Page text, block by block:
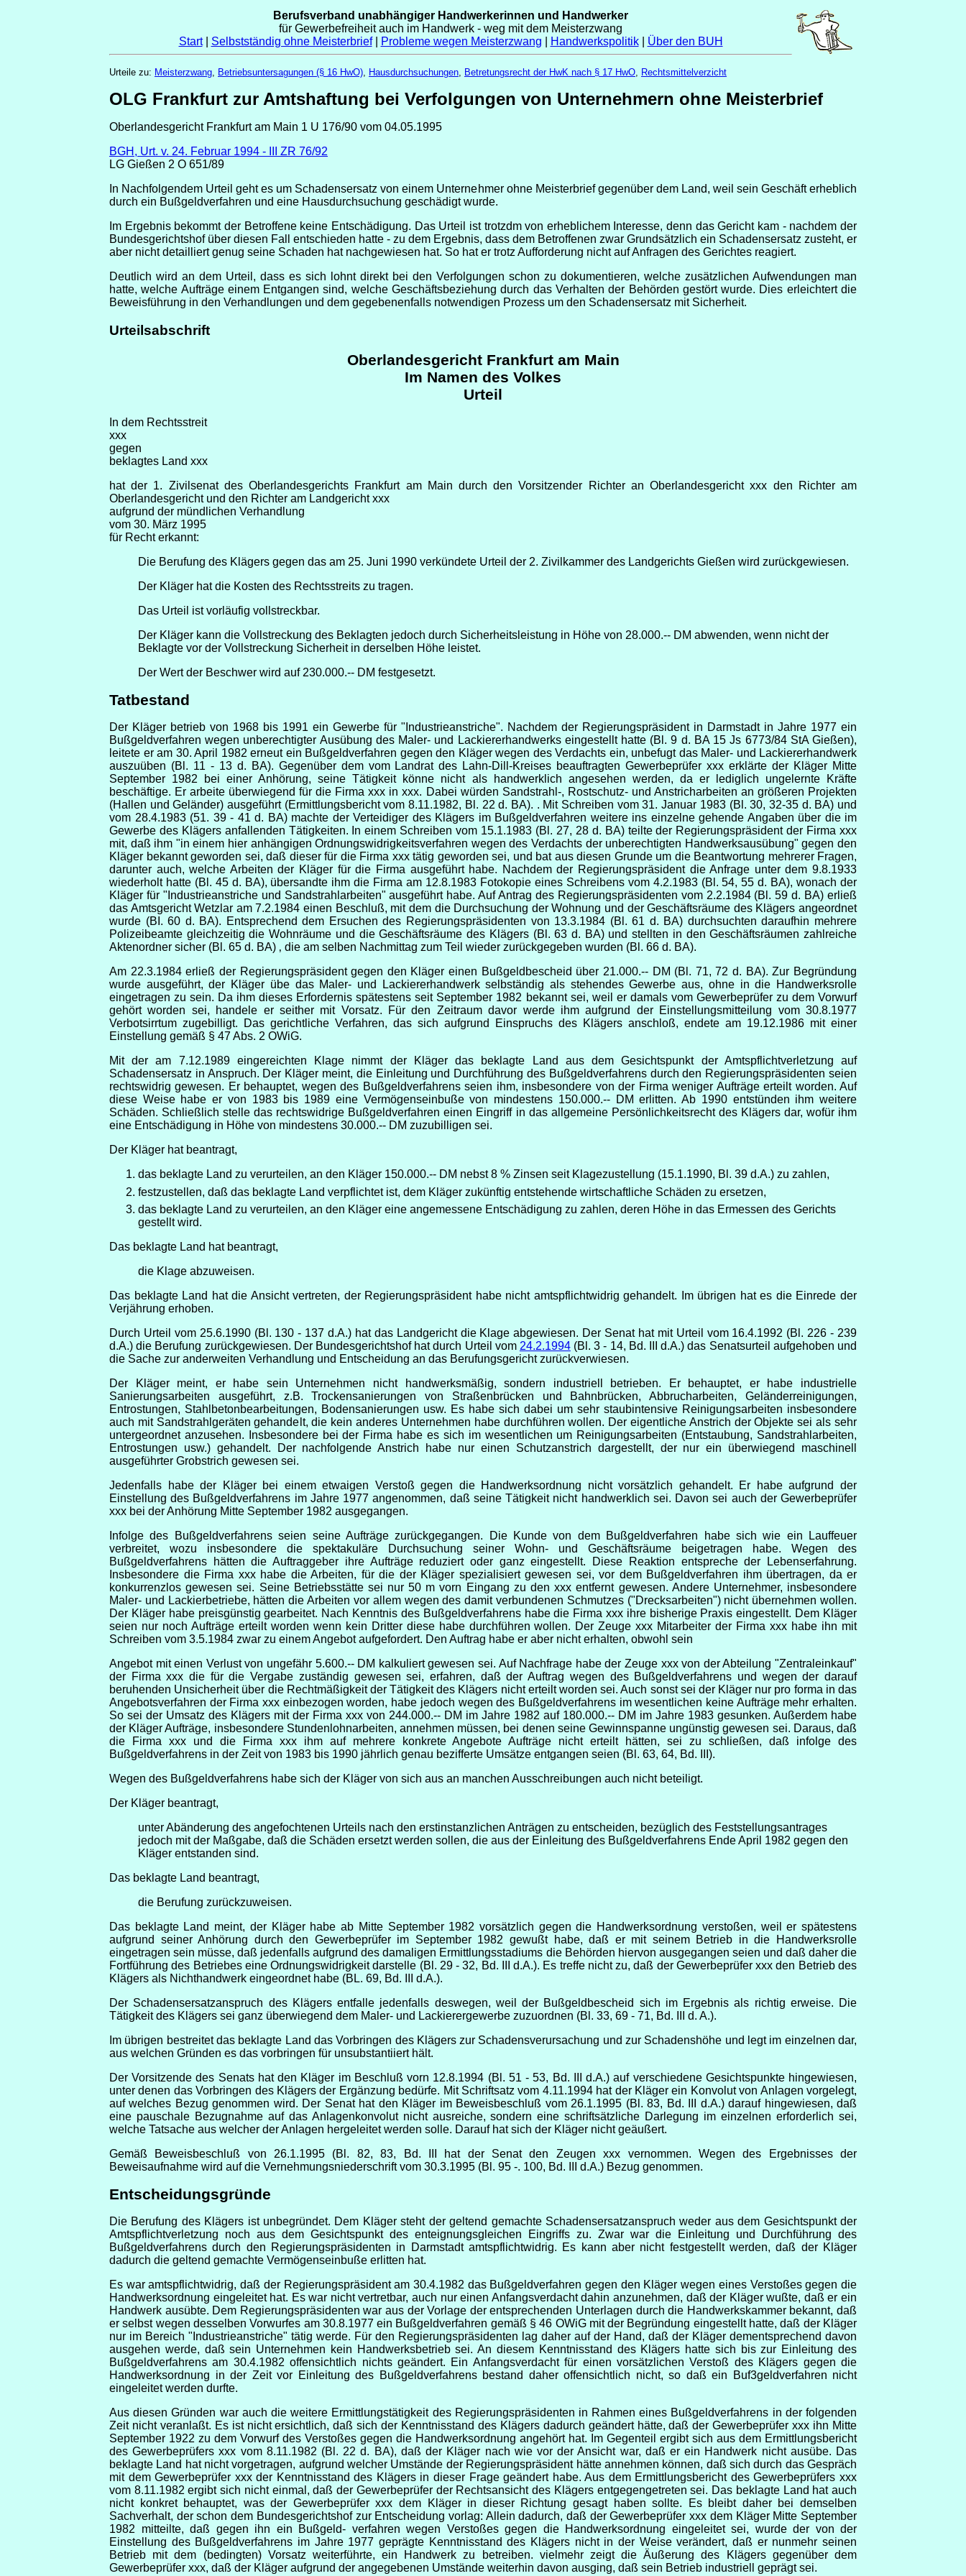
Berufsverband unabhängiger Handwerkerinnen und Handwerker
für Gewerbefreiheit auch im Handwerk - weg mit dem Meisterzwang
Start| Selbstständig ohne Meisterbrief| Probleme wegen Meisterzwang Handwerkspolitik| Über den BUH
Urteile zu: Meisterzwang Betriebsuntersagungen (§ 16 HwO) Hausdurchsuchungen Betretungsrecht der HwK nach § 17 HwO Rechtsmittelverzicht
OLG Frankfurt zur Amtshaftung bei Verfolgungen von Unternehmern ohne Meisterbrief
Oberlandesgericht Frankfurt am Main 1 U 176/90 vom 04.05.1995
BGH, Urt. v. 24. Februar 1994 - III ZR 76/92
LG Gießen 2 O 651/89
In Nachfolgendem Urteil geht es um Schadensersatz von einem Unternehmer ohne Meisterbrief gegenüber dem Land, weil sein Geschäft erheblich
durch ein Bußgeldverfahren und eine Hausdurchsuchung geschädigt wurde.
Im Ergebnis bekommt der Betroffene keine Entschädigung. Das Urteil ist trotzdm von erheblichem Interesse, denn das Gericht kam - nachdem der
Bundesgerichtshof über diesen Fall entschieden hatte - zu dem Ergebnis, dass dem Betroffenen zwar Grundsätzlich ein Schadensersatz zusteht, er
aber nicht detailliert genug seine Schaden hat nachgewiesen hat. So hat er trotz Aufforderung nicht auf Anfragen des Gerichtes reagiert.
Deutlich wird an dem Urteil, dass es sich lohnt direkt bei den Verfolgungen schon zu dokumentieren, welche zusätzlichen Aufwendungen man
hatte, welche Aufträge einem Entgangen sind, welche Geschäftsbeziehung durch das Verhalten der Behörden gestört wurde. Dies erleichtert die
Beweisführung in den Verhandlungen und dem gegebenenfalls notwendigen Prozess um den Schadensersatz mit Sicherheit.
Urteilsabschrift
Oberlandesgericht Frankfurt am Main
Im Namen des Volkes
Urteil
In dem Rechtsstreit
xxx
gegen
beklagtes Land xxx
hat der 1. Zivilsenat des Oberlandesgerichts Frankfurt am Main durch den Vorsitzender Richter an Oberlandesgericht xxx den Richter am
Oberlandesgericht und den Richter am Landgericht xxx
aufgrund der mündlichen Verhandlung
vom 30. März 1995
für Recht erkannt:
Die Berufung des Klägers gegen das am 25. Juni 1990 verkündete Urteil der 2. Zivilkammer des Landgerichts Gießen wird zurückgewiesen.
Der Kläger hat die Kosten des Rechtsstreits zu tragen.
Das Urteil ist vorläufig vollstreckbar.
Der Kläger kann die Vollstreckung des Beklagten jedoch durch Sicherheitsleistung in Höhe von 28.000.-- DM abwenden, wenn nicht der
Beklagte vor der Vollstreckung Sicherheit in derselben Höhe leistet.
Der Wert der Beschwer wird auf 230.000.-- DM festgesetzt.
Tatbestand
Der Kläger betrieb von 1968 bis 1991 ein Gewerbe für "Industrieanstriche". Nachdem der Regierungspräsident in Darmstadt in Jahre 1977 ein
Bußgeldverfahren wegen unberechtigter Ausübung des Maler- und Lackiererhandwerks eingestellt hatte (Bl. 9 d. BA 15 Js 6773/84 StA Gießen),
leitete er am 30. April 1982 erneut ein Bußgeldverfahren gegen den Kläger wegen des Verdachts ein, unbefugt das Maler- und Lackiererhandwerk
auszuüben (Bl. 11 - 13 d. BA). Gegenüber dem vom Landrat des Lahn-Dill-Kreises beauftragten Gewerbeprüfer xxx erklärte der Kläger Mitte
September 1982 bei einer Anhörung, seine Tätigkeit könne nicht als handwerklich angesehen werden, da er lediglich ungelernte Kräfte
beschäftige. Er arbeite überwiegend für die Firma xxx in xxx. Dabei würden Sandstrahl-, Rostschutz- und Anstricharbeiten an größeren Projekten
(Hallen und Geländer) ausgeführt (Ermittlungsbericht vom 8.11.1982, Bl. 22 d. BA). . Mit Schreiben vom 31. Januar 1983 (Bl. 30, 32-35 d. BA) und
vom 28.4.1983 (51. 39 - 41 d. BA) machte der Verteidiger des Klägers im Bußgeldverfahren weitere ins einzelne gehende Angaben über die im
Gewerbe des Klägers anfallenden Tätigkeiten. In einem Schreiben vom 15.1.1983 (Bl. 27, 28 d. BA) teilte der Regierungspräsident der Firma xxx
mit, daß ihm "in einem hier anhängigen Ordnungswidrigkeitsverfahren wegen des Verdachts der unberechtigten Handwerksausübung" gegen den
Kläger bekannt geworden sei, daß dieser für die Firma xxx tätig geworden sei, und bat aus diesen Grunde um die Beantwortung mehrerer Fragen,
darunter auch, welche Arbeiten der Kläger für die Firma ausgeführt habe. Nachdem der Regierungspräsident die Anfrage unter dem 9.8.1933
wiederholt hatte (Bl. 45 d. BA), übersandte ihm die Firma am 12.8.1983 Fotokopie eines Schreibens vom 4.2.1983 (Bl. 54, 55 d. BA), wonach der
Kläger für "Industrieanstriche und Sandstrahlarbeiten" ausgeführt habe. Auf Antrag des Regierungspräsidenten vom 2.2.1984 (Bl. 59 d. BA) erließ
das Amtsgericht Wetzlar am 7.2.1984 einen Beschluß, mit dem die Durchsuchung der Wohnung und der Geschäftsräume des Klägers angeordnet
wurde (BI. 60 d. BA). Entsprechend dem Ersuchen des Regierungspräsidenten von 13.3.1984 (Bl. 61 d. BA) durchsuchten daraufhin mehrere
Polizeibeamte gleichzeitig die Wohnräume und die Geschäftsräume des Klägers (Bl. 63 d. BA) und stellten in den Geschäftsräumen zahlreiche
Aktenordner sicher (Bl. 65 d. BA) ‚ die am selben Nachmittag zum Teil wieder zurückgegeben wurden (Bl. 66 d. BA).
Am 22.3.1984 erließ der Regierungspräsident gegen den Kläger einen Bußgeldbescheid über 21.000.-- DM (Bl. 71, 72 d. BA). Zur Begründung
wurde ausgeführt, der Kläger übe das Maler- und Lackiererhandwerk selbständig als stehendes Gewerbe aus, ohne in die Handwerksrolle
eingetragen zu sein. Da ihm dieses Erfordernis spätestens seit September 1982 bekannt sei, weil er damals vom Gewerbeprüfer zu dem Vorwurf
gehört worden sei, handele er seither mit Vorsatz. Für den Zeitraum davor werde ihm aufgrund der Einstellungsmitteilung vom 30.8.1977
Verbotsirrtum zugebilligt. Das gerichtliche Verfahren, das sich aufgrund Einspruchs des Klägers anschloß, endete am 19.12.1986 mit einer
Einstellung gemäß § 47 Abs. 2 OWiG.
Mit der am 7.12.1989 eingereichten Klage nimmt der Kläger das beklagte Land aus dem Gesichtspunkt der Amtspflichtverletzung auf
Schadensersatz in Anspruch. Der Kläger meint, die Einleitung und Durchführung des Bußgeldverfahrens durch den Regierungspräsidenten seien
rechtswidrig gewesen. Er behauptet, wegen des Bußgeldverfahrens seien ihm, insbesondere von der Firma weniger Aufträge erteilt worden. Auf
diese Weise habe er von 1983 bis 1989 eine Vermögenseinbuße von mindestens 150.000.-- DM erlitten. Ab 1990 entstünden ihm weitere
Schäden. Schließlich stelle das rechtswidrige Bußgeldverfahren einen Eingriff in das allgemeine Persönlichkeitsrecht des Klägers dar, wofür ihm
eine Entschädigung in Höhe von mindestens 30.000.-- DM zuzubilligen sei.
Der Kläger hat beantragt,
das beklagte Land zu verurteilen, an den Kläger 150.000.-- DM nebst 8 % Zinsen seit Klagezustellung (15.1.1990, Bl. 39 d.A.) zu zahlen,
festzustellen, daß das beklagte Land verpflichtet ist, dem Kläger zukünftig entstehende wirtschaftliche Schäden zu ersetzen,
das beklagte Land zu verurteilen, an den Kläger eine angemessene Entschädigung zu zahlen, deren Höhe in das Ermessen des Gerichts
gestellt wird.
Das beklagte Land hat beantragt,
die Klage abzuweisen.
Das beklagte Land hat die Ansicht vertreten, der Regierungspräsident habe nicht amtspflichtwidrig gehandelt. Im übrigen hat es die Einrede der
Verjährung erhoben.
Durch Urteil vom 25.6.1990 (Bl. 130 - 137 d.A.) hat das Landgericht die Klage abgewiesen. Der Senat hat mit Urteil vom 16.4.1992 (Bl. 226 - 239
d.A.) die Berufung zurückgewiesen. Der Bundesgerichtshof hat durch Urteil vom 24.2.1994(Bl. 3 - 14, Bd. III d.A.) das Senatsurteil aufgehoben und
die Sache zur anderweiten Verhandlung und Entscheidung an das Berufungsgericht zurückverwiesen.
Der Kläger meint, er habe sein Unternehmen nicht handwerksmäßig, sondern industriell betrieben. Er behauptet, er habe industrielle
Sanierungsarbeiten ausgeführt, z.B. Trockensanierungen von Straßenbrücken und Bahnbrücken, Abbrucharbeiten, Geländerreinigungen,
Entrostungen, Stahlbetonbearbeitungen, Bodensanierungen usw. Es habe sich dabei um sehr staubintensive Reinigungsarbeiten insbesondere
auch mit Sandstrahlgeräten gehandelt, die kein anderes Unternehmen habe durchführen wollen. Der eigentliche Anstrich der Objekte sei als sehr
untergeordnet anzusehen. Insbesondere bei der Firma habe es sich im wesentlichen um Reinigungsarbeiten (Entstaubung, Sandstrahlarbeiten,
Entrostungen usw.) gehandelt. Der nachfolgende Anstrich habe nur einen Schutzanstrich dargestellt, der nur ein überwiegend maschinell
ausgeführter Grobstrich gewesen sei.
Jedenfalls habe der Kläger bei einem etwaigen Verstoß gegen die Handwerksordnung nicht vorsätzlich gehandelt. Er habe aufgrund der
Einstellung des Bußgeldverfahrens im Jahre 1977 angenommen, daß seine Tätigkeit nicht handwerklich sei. Davon sei auch der Gewerbeprüfer
xxx bei der Anhörung Mitte September 1982 ausgegangen.
Infolge des Bußgeldverfahrens seien seine Aufträge zurückgegangen. Die Kunde von dem Bußgeldverfahren habe sich wie ein Lauffeuer
verbreitet, wozu insbesondere die spektakuläre Durchsuchung seiner Wohn- und Geschäftsräume beigetragen habe. Wegen des
Bußgeldverfahrens hätten die Auftraggeber ihre Aufträge reduziert oder ganz eingestellt. Diese Reaktion entspreche der Lebenserfahrung.
Insbesondere die Firma xxx habe die Arbeiten, für die der Kläger spezialisiert gewesen sei, vor dem Bußgeldverfahren ihm übertragen, da er
konkurrenzlos gewesen sei. Seine Betriebsstätte sei nur 50 m vorn Eingang zu den xxx entfernt gewesen. Andere Unternehmer, insbesondere
Maler- und Lackierbetriebe, hätten die Arbeiten vor allem wegen des damit verbundenen Schmutzes ("Drecksarbeiten") nicht übernehmen wollen.
Der Kläger habe preisgünstig gearbeitet. Nach Kenntnis des Bußgeldverfahrens habe die Firma xxx ihre bisherige Praxis eingestellt. Dem Kläger
seien nur noch Aufträge erteilt worden wenn kein Dritter diese habe durchführen wollen. Der Zeuge xxx Mitarbeiter der Firma xxx habe ihn mit
Schreiben vom 3.5.1984 zwar zu einem Angebot aufgefordert. Den Auftrag habe er aber nicht erhalten, obwohl sein
Angebot mit einen Verlust von ungefähr 5.600.-- DM kalkuliert gewesen sei. Auf Nachfrage habe der Zeuge xxx von der Abteilung "Zentraleinkauf"
der Firma xxx die für die Vergabe zuständig gewesen sei, erfahren, daß der Auftrag wegen des Bußgeldverfahrens und wegen der darauf
beruhenden Unsicherheit über die Rechtmäßigkeit der Tätigkeit des Klägers nicht erteilt worden sei. Auch sonst sei der Kläger nur pro forma in das
Angebotsverfahren der Firma xxx einbezogen worden, habe jedoch wegen des Bußgeldverfahrens im wesentlichen keine Aufträge mehr erhalten.
So sei der Umsatz des Klägers mit der Firma xxx von 244.000.-- DM im Jahre 1982 auf 180.000.-- DM im Jahre 1983 gesunken. Außerdem habe
der Kläger Aufträge, insbesondere Stundenlohnarbeiten, annehmen müssen, bei denen seine Gewinnspanne ungünstig gewesen sei. Daraus, daß
die Firma xxx und die Firma xxx ihm auf mehrere konkrete Angebote Aufträge nicht erteilt hätten, sei zu schließen, daß infolge des
Bußgeldverfahrens in der Zeit von 1983 bis 1990 jährlich genau bezifferte Umsätze entgangen seien (Bl. 63, 64, Bd. III).
Wegen des Bußgeldverfahrens habe sich der Kläger von sich aus an manchen Ausschreibungen auch nicht beteiligt.
Der Kläger beantragt,
unter Abänderung des angefochtenen Urteils nach den erstinstanzlichen Anträgen zu entscheiden, bezüglich des Feststellungsantrages
jedoch mit der Maßgabe, daß die Schäden ersetzt werden sollen, die aus der Einleitung des Bußgeldverfahrens Ende April 1982 gegen den
Kläger entstanden sind.
Das beklagte Land beantragt,
die Berufung zurückzuweisen.
Das beklagte Land meint, der Kläger habe ab Mitte September 1982 vorsätzlich gegen die Handwerksordnung verstoßen, weil er spätestens
aufgrund seiner Anhörung durch den Gewerbeprüfer im September 1982 gewußt habe, daß er mit seinem Betrieb in die Handwerksrolle
eingetragen sein müsse, daß jedenfalls aufgrund des damaligen Ermittlungsstadiums die Behörden hiervon ausgegangen seien und daß daher die
Fortführung des Betriebes eine Ordnungswidrigkeit darstelle (Bl. 29 - 32, Bd. III d.A.). Es treffe nicht zu, daß der Gewerbeprüfer xxx den Betrieb des
Klägers als Nichthandwerk eingeordnet habe (BL. 69, Bd. III d.A.).
Der Schadensersatzanspruch des Klägers entfalle jedenfalls deswegen, weil der Bußgeldbescheid sich im Ergebnis als richtig erweise. Die
Tätigkeit des Klägers sei ganz überwiegend dem Maler- und Lackierergewerbe zuzuordnen (Bl. 33, 69 - 71, Bd. III d. A.).
Im übrigen bestreitet das beklagte Land das Vorbringen des Klägers zur Schadensverursachung und zur Schadenshöhe und legt im einzelnen dar,
aus welchen Gründen es das vorbringen für unsubstantiiert hält.
Der Vorsitzende des Senats hat den Kläger im Beschluß vorn 12.8.1994 (Bl. 51 - 53, Bd. III d.A.) auf verschiedene Gesichtspunkte hingewiesen,
unter denen das Vorbringen des Klägers der Ergänzung bedürfe. Mit Schriftsatz vom 4.11.1994 hat der Kläger ein Konvolut von Anlagen vorgelegt,
auf welches Bezug genommen wird. Der Senat hat den Kläger im Beweisbeschluß vom 26.1.1995 (Bl. 83, Bd. III d.A.) darauf hingewiesen, daß
eine pauschale Bezugnahme auf das Anlagenkonvolut nicht ausreiche, sondern eine schriftsätzliche Darlegung im einzelnen erforderlich sei,
welche Tatsache aus welcher der Anlagen hergeleitet werden solle. Darauf hat sich der Kläger nicht geäußert.
Gemäß Beweisbeschluß von 26.1.1995 (Bl. 82, 83, Bd. III hat der Senat den Zeugen xxx vernommen. Wegen des Ergebnisses der
Beweisaufnahme wird auf die Vernehmungsniederschrift vom 30.3.1995 (Bl. 95 -. 100, Bd. III d.A.) Bezug genommen.
Entscheidungsgründe
Die Berufung des Klägers ist unbegründet. Dem Kläger steht der geltend gemachte Schadensersatzanspruch weder aus dem Gesichtspunkt der
Amtspflichtverletzung noch aus dem Gesichtspunkt des enteignungsgleichen Eingriffs zu. Zwar war die Einleitung und Durchführung des
Bußgeldverfahrens durch den Regierungspräsidenten in Darmstadt amtspflichtwidrig. Es kann aber nicht festgestellt werden, daß der Kläger
dadurch die geltend gemachte Vermögenseinbuße erlitten hat.
Es war amtspflichtwidrig, daß der Regierungspräsident am 30.4.1982 das Bußgeldverfahren gegen den Kläger wegen eines Verstoßes gegen die
Handwerksordnung eingeleitet hat. Es war nicht vertretbar, auch nur einen Anfangsverdacht dahin anzunehmen, daß der Kläger wußte, daß er ein
Handwerk ausübte. Dem Regierungspräsidenten war aus der Vorlage der entsprechenden Unterlagen durch die Handwerkskammer bekannt, daß
er selbst wegen desselben Vorwurfes am 30.8.1977 ein Bußgeldverfahren gemäß § 46 OWiG mit der Begründung eingestellt hatte, daß der Kläger
nur im Bereich "Industrieanstriche" tätig werde. Für den Regierungspräsidenten lag daher auf der Hand, daß der Kläger dementsprechend davon
ausgehen werde, daß sein Unternehmen kein Handwerksbetrieb sei. An diesem Kenntnisstand des Klägers hatte sich bis zur Einleitung des
Bußgeldverfahrens am 30.4.1982 offensichtlich nichts geändert. Ein Anfangsverdacht für einen vorsätzlichen Verstoß des Klägers gegen die
Handwerksordnung in der Zeit vor Einleitung des Bußgeldverfahrens bestand daher offensichtlich nicht, so daß ein Buf3geldverfahren nicht
eingeleitet werden durfte.
Aus diesen Gründen war auch die weitere Ermittlungstätigkeit des Regierungspräsidenten in Rahmen eines Bußgeldverfahrens in der folgenden
Zeit nicht veranlaßt. Es ist nicht ersichtlich, daß sich der Kenntnisstand des Klägers dadurch geändert hätte, daß der Gewerbeprüfer xxx ihn Mitte
September 1922 zu dem Vorwurf des Verstoßes gegen die Handwerksordnung angehört hat. Im Gegenteil ergibt sich aus dem Ermittlungsbericht
des Gewerbeprüfers xxx vom 8.11.1982 (Bl. 22 d. BA), daß der Kläger nach wie vor der Ansicht war, daß er ein Handwerk nicht ausübe. Das
beklagte Land hat nicht vorgetragen, aufgrund welcher Umstände der Regierungspräsident hätte annehmen können, daß sich durch das Gespräch
mit dem Gewerbeprüfer xxx der Kenntnisstand des Klägers in dieser Frage geändert habe. Aus dem Ermittlungsbericht des Gewerbeprüfers xxx
vom 8.11.1982 ergibt sich nicht einmal, daß der Gewerbeprüfer der Rechtsansicht des Klägers entgegengetreten sei. Das beklagte Land hat auch
nicht konkret behauptet, was der Gewerbeprüfer xxx dem Kläger in dieser Richtung gesagt haben sollte. Es bleibt daher bei demselben
Sachverhalt, der schon dem Bundesgerichtshof zur Entscheidung vorlag: Allein dadurch, daß der Gewerbeprüfer xxx dem Kläger Mitte September
1982 mitteilte, daß gegen ihn ein Bußgeld- verfahren wegen Verstoßes gegen die Handwerksordnung eingeleitet sei, wurde der von der
Einstellung des Bußgeldverfahrens im Jahre 1977 geprägte Kenntnisstand des Klägers nicht in der Weise verändert, daß er nunmehr seinen
Betrieb mit dem (bedingten) Vorsatz weiterführte, ein Handwerk zu betreiben. vielmehr zeigt die Äußerung des Klägers gegenüber dem
Gewerbeprüfer xxx, daß der Kläger aufgrund der angegebenen Umstände weiterhin davon ausging, daß sein Betrieb industriell geprägt sei.